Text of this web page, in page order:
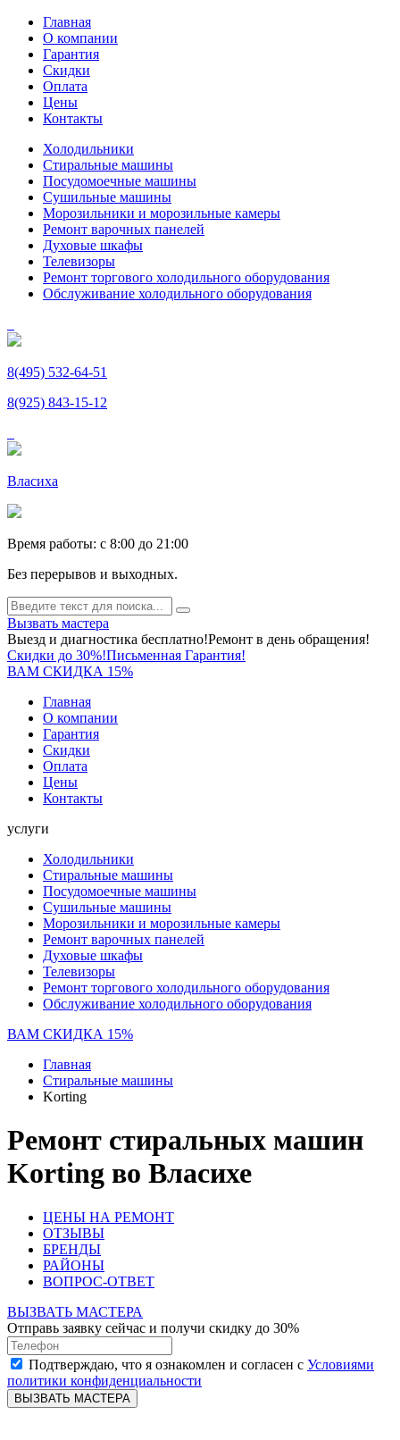
Главная
О компании
Гарантия
Скидки
Оплата
Цены
Контакты
Холодильники
Стиральные машины
Посудомоечные машины
Сушильные машины
Морозильники и морозильные камеры
Ремонт варочных панелей
Духовые шкафы
Телевизоры
Ремонт торгового холодильного оборудования
Обслуживание холодильного оборудования
8(495) 532-64-51
8(925) 843-15-12
Власиха
Время работы: c 8:00 до 21:00
Без перерывов и выходных.
Вызвать мастера
Выезд и диагностика бесплатно!Ремонт в день обращения!
Скидки до 30%!Письменная Гарантия!
ВАМ СКИДКА 15%
Главная
О компании
Гарантия
Скидки
Оплата
Цены
Контакты
услуги
Холодильники
Стиральные машины
Посудомоечные машины
Сушильные машины
Морозильники и морозильные камеры
Ремонт варочных панелей
Духовые шкафы
Телевизоры
Ремонт торгового холодильного оборудования
Обслуживание холодильного оборудования
ВАМ СКИДКА 15%
Главная
Стиральные машины
Korting
Ремонт стиральных машин
Korting во Власихе
ЦЕНЫ НА РЕМОНТ
ОТЗЫВЫ
БРЕНДЫ
РАЙОНЫ
ВОПРОС-ОТВЕТ
ВЫЗВАТЬ МАСТЕРА
Отправь заявку сейчас и получи скидку до 30%
Подтверждаю, что я ознакомлен и согласен с Условиями
политики конфиденциальности
ВЫЗВАТЬ МАСТЕРА